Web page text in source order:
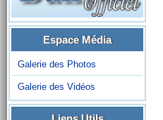
Espace Média
Galerie des Photos
Galerie des Vidéos